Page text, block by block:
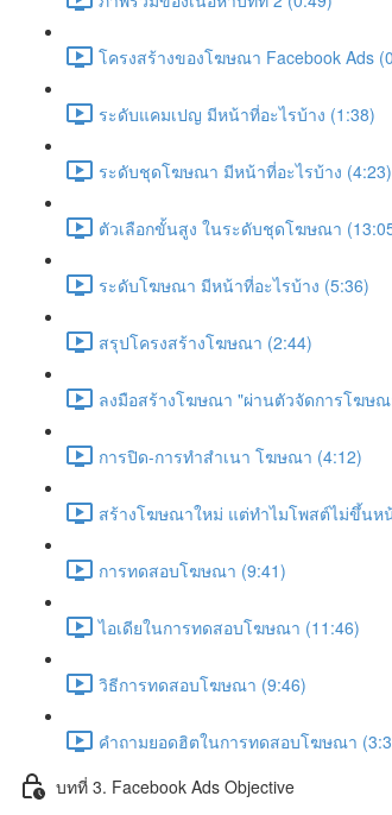
โครงสร้างของโฆษณา Facebook Ads
ระดับแคมเปญ มีหน้าที่อะไรบ้าง (1:38)
ระดับชุดโฆษณา มีหน้าที่อะไรบ้าง (4:23)
ตัวเลือกขั้นสูง ในระดับชุดโฆษณา
ระดับโฆษณา มีหน้าที่อะไรบ้าง (5:36)
สรุปโครงสร้างโฆษณา (2:44)
ลงมือสร้างโฆษณา "ผ่านตัวจัดการโฆษณ
การปิด-การทำสำเนา โฆษณา (4:12)
สร้างโฆษณาใหม่ แต่ทำไมโพสต์ไม่ขึ้นห
การทดสอบโฆษณา (9:41)
ไอเดียในการทดสอบโฆษณา (11:46)
วิธีการทดสอบโฆษณา (9:46)
คำถามยอดฮิตในการทดสอบโฆษณา
บทที่ 3. Facebook Ads Objective